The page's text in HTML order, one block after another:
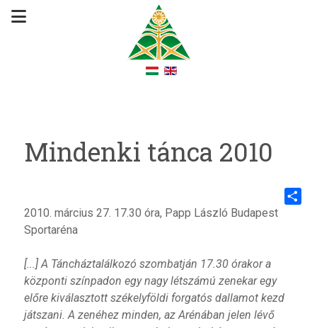
Mindenki tánca 2010
2010. március 27. 17.30 óra, Papp László Budapest
Sportaréna
[...] A Táncháztalálkozó szombatján 17.30 órakor a
központi színpadon egy nagy létszámú zenekar egy
előre kiválasztott székelyföldi forgatós dallamot kezd
játszani. A zenéhez minden, az Arénában jelen lévő